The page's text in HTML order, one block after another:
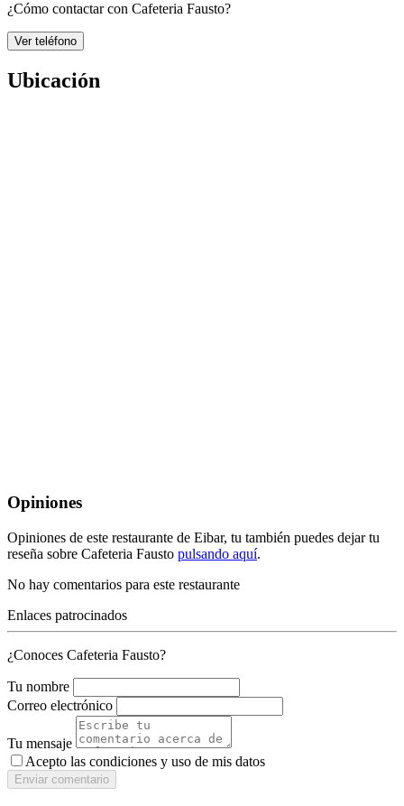
¿Cómo contactar con Cafeteria Fausto?
Ver teléfono
Ubicación
Opiniones
Opiniones de este restaurante de Eibar, tu también puedes dejar tu
reseña sobre Cafeteria Fausto pulsando aquí.
No hay comentarios para este restaurante
Enlaces patrocinados
¿Conoces Cafeteria Fausto?
Tu nombre
Correo electrónico
Tu mensaje
Acepto las condiciones y uso de mis datos
Enviar comentario